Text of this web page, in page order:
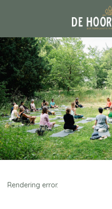
Rendering error.